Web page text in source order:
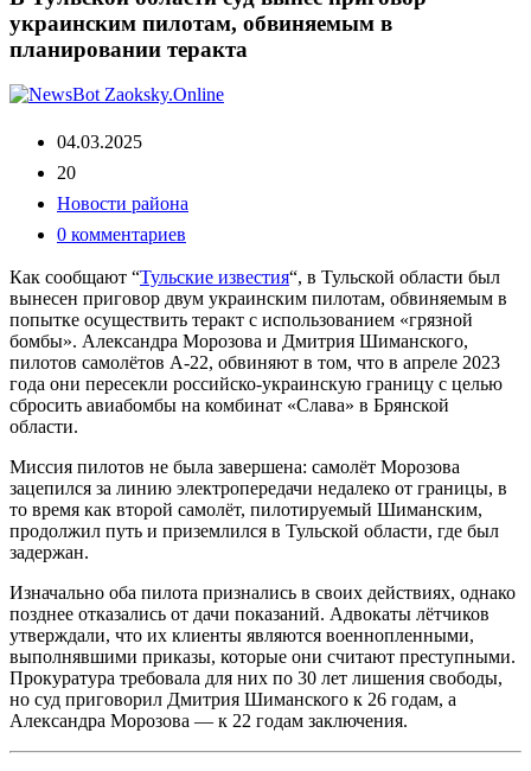
украинским пилотам, обвиняемым в
планировании теракта
04.03.2025
20
Новости района
0 комментариев
Как сообщают “Тульские известия“, в Тульской области был
вынесен приговор двум украинским пилотам, обвиняемым в
попытке осуществить теракт с использованием «грязной
бомбы». Александра Морозова и Дмитрия Шиманского,
пилотов самолётов А-22, обвиняют в том, что в апреле 2023
года они пересекли российско-украинскую границу с целью
сбросить авиабомбы на комбинат «Слава» в Брянской
области.
Миссия пилотов не была завершена: самолёт Морозова
зацепился за линию электропередачи недалеко от границы, в
то время как второй самолёт, пилотируемый Шиманским,
продолжил путь и приземлился в Тульской области, где был
задержан.
Изначально оба пилота признались в своих действиях, однако
позднее отказались от дачи показаний. Адвокаты лётчиков
утверждали, что их клиенты являются военнопленными,
выполнявшими приказы, которые они считают преступными.
Прокуратура требовала для них по 30 лет лишения свободы,
но суд приговорил Дмитрия Шиманского к 26 годам, а
Александра Морозова — к 22 годам заключения.